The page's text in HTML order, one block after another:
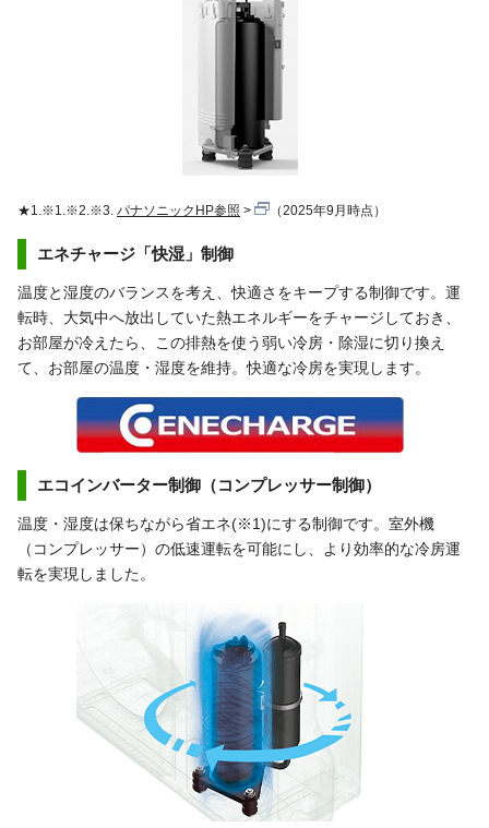
★1.※1.※2.※3. パナソニックHP参照 （2025年9月時点）
エネチャージ「快湿」制御
温度と湿度のバランスを考え、快適さをキープする制御です。運
転時、大気中へ放出していた熱エネルギーをチャージしておき、
お部屋が冷えたら、この排熱を使う弱い冷房・除湿に切り換え
て、お部屋の温度・湿度を維持。快適な冷房を実現します。
エコインバーター制御（コンプレッサー制御）
温度・湿度は保ちながら省エネ(※1)にする制御です。室外機
（コンプレッサー）の低速運転を可能にし、より効率的な冷房運
転を実現しました。